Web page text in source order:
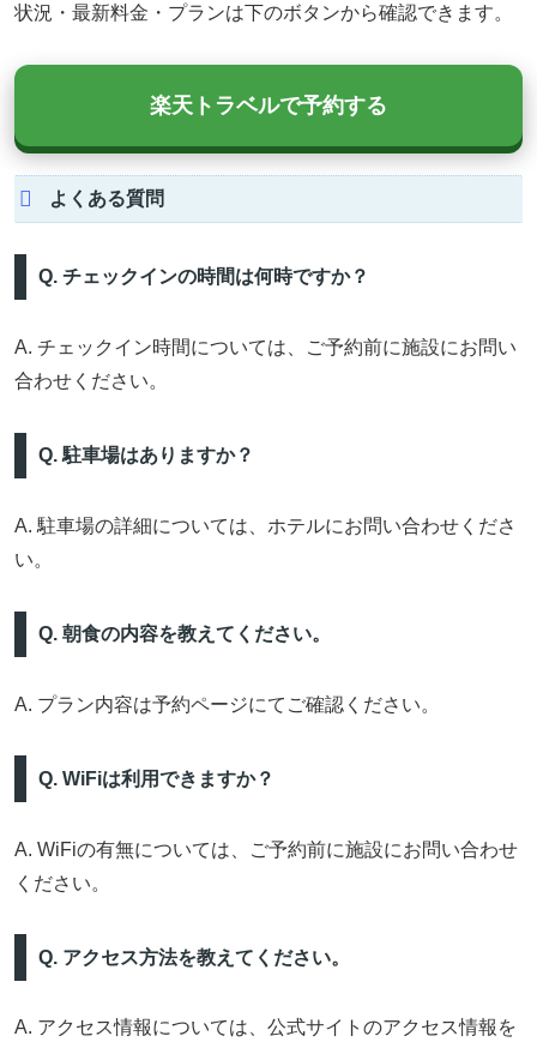
状況・最新料金・プランは下のボタンから確認できます。
楽天トラベルで予約する
よくある質問
Q. チェックインの時間は何時ですか？
A. チェックイン時間については、ご予約前に施設にお問い
合わせください。
Q. 駐車場はありますか？
A. 駐車場の詳細については、ホテルにお問い合わせくださ
い。
Q. 朝食の内容を教えてください。
A. プラン内容は予約ページにてご確認ください。
Q. WiFiは利用できますか？
A. WiFiの有無については、ご予約前に施設にお問い合わせ
ください。
Q. アクセス方法を教えてください。
A. アクセス情報については、公式サイトのアクセス情報を